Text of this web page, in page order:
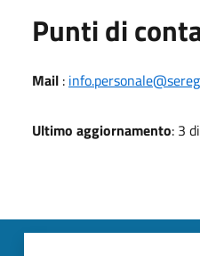
Punti di
Mail :
Ultimo aggiornamento: 3